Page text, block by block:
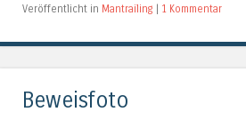
Veröffentlicht in Mantrailing | 1 Kommentar
Beweisfoto